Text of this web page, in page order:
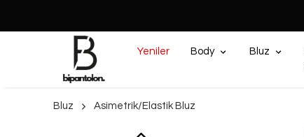
Yeniler Body Bluz
Bluz Asimetrik/Elastik Bluz